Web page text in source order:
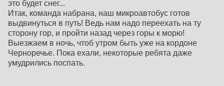
это будет снег...
Итак, команда набрана, наш микроавтобус готов
выдвинуться в путь! Ведь нам надо переехать на ту
сторону гор, и пройти назад через горы к морю!
Выезжаем в ночь, чтоб утром быть уже на кордоне
Черноречье. Пока ехали, некоторые ребята даже
умудрились поспать.